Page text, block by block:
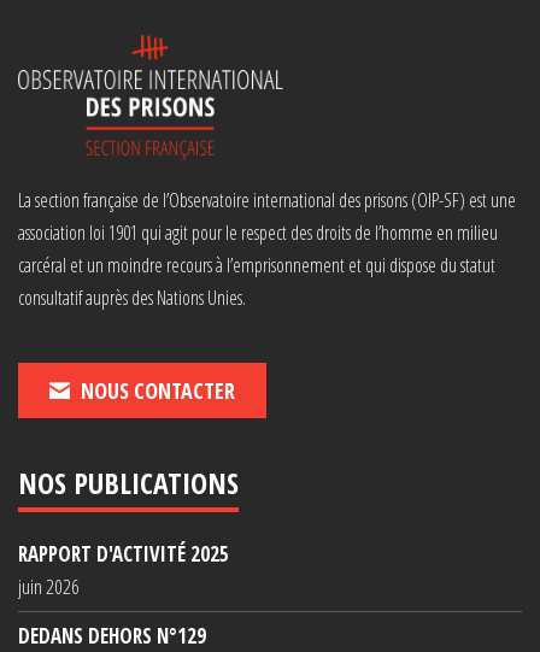
La section française de l’Observatoire international des prisons (OIP-SF) est une
association loi 1901 qui agit pour le respect des droits de l’homme en milieu
carcéral et un moindre recours à l’emprisonnement et qui dispose du statut
consultatif auprès des Nations Unies.
NOUS CONTACTER
NOS PUBLICATIONS
RAPPORT D'ACTIVITÉ 2025
juin 2026
DEDANS DEHORS N°129